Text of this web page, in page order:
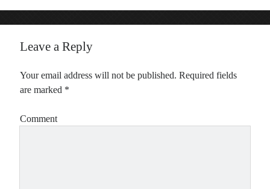
Leave a Reply
Your email address will not be published. Required fields
are marked *
Comment